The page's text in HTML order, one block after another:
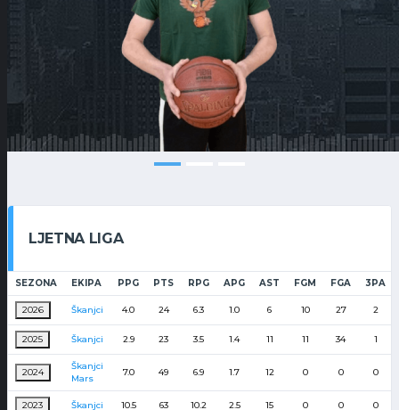
LJETNA LIGA
SEZONA EKIPA PPG PTS RPG APG AST FGM FGA 3PA
2026 Škanjci 4.0 24 6.3 1.0 6 10 27 2
2025 Škanjci 2.9 23 3.5 1.4 11 11 34 1
2024
Škanjci
Mars
7.0 49 6.9 1.7 12 0 0 0
2023 Škanjci 10.5 63 10.2 2.5 15 0 0 0